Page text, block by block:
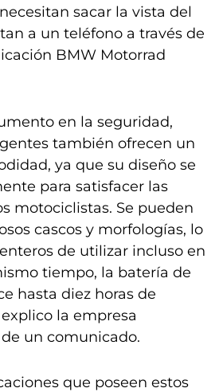
sacar la vista del
a un teléfono a través de
BMW Motorrad
en la seguridad,
también ofrecen un
ya que su diseño se
para satisfacer las
motociclistas. Se pueden
cascos y morfologías, lo
de utilizar incluso en
tiempo, la batería de
hasta diez horas de
la empresa
un comunicado.
que poseen estos